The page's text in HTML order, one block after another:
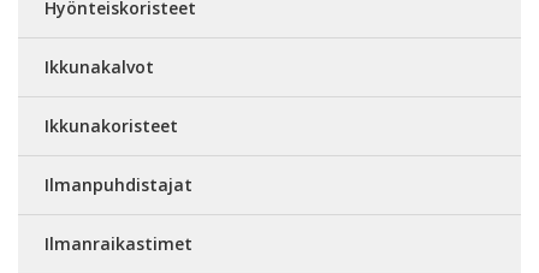
Hyönteiskoristeet
Ikkunakalvot
Ikkunakoristeet
Ilmanpuhdistajat
Ilmanraikastimet